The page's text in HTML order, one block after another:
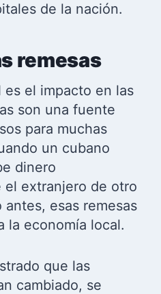
de la nación.
remesas
el impacto en las
son una fuente
para muchas
un cubano
dinero
el extranjero de otro
esas remesas
la economía local.
que las
cambiado, se